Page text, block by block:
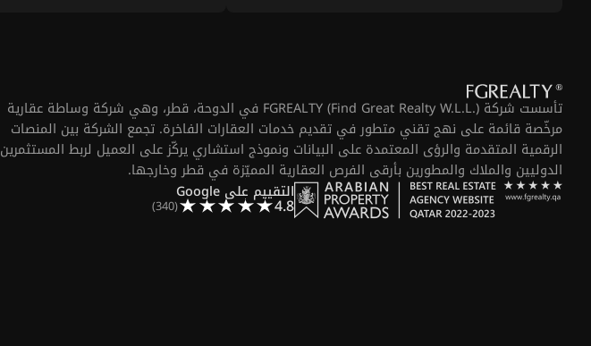
تأسست شركة FGREALTY (Find Great Realty W.L.L.) في الدوحة، قطر، وهي شركة وساطة عقارية
مرخّصة قائمة على نهج تقني متطور في تقديم خدمات العقارات الفاخرة. تجمع الشركة بين المنصات
الرقمية المتقدمة والرؤى المعتمدة على البيانات ونموذج استشاري يركّز على العميل لربط المستثمرين
الدوليين والملاك والمطورين بأرقى الفرص العقارية المميّزة في قطر وخارجها.
التقييم على Google
4.8
(340)